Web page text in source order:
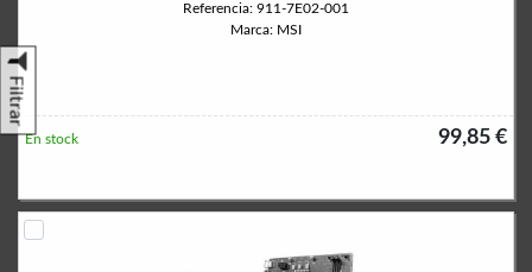
Filtrar
Referencia: 911-7E02-001
Marca: MSI
99,85 €
En stock